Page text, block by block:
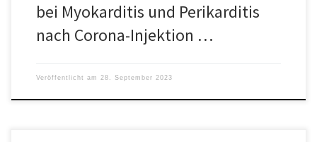
bei Myokarditis und Perikarditis
nach Corona-Injektion …
Veröffentlicht am 28. September 2023